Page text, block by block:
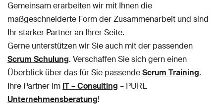
Gemeinsam erarbeiten wir mit Ihnen die
maßgeschneiderte Form der Zusammenarbeit und sind
Ihr starker Partner an Ihrer Seite.
Gerne unterstützen wir Sie auch mit der passenden
Scrum Schulung. Verschaffen Sie sich gern einen
Überblick über das für Sie passendeScrum Training.
Ihre Partner im IT – Consulting – PURE
Unternehmensberatung!